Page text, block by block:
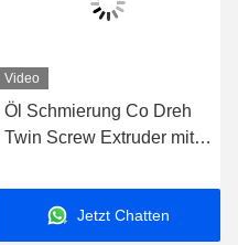
Video
Öl Schmierung Co Dreh
Twin Screw Extruder mit
Eingangsleistung
Jetzt Chatten